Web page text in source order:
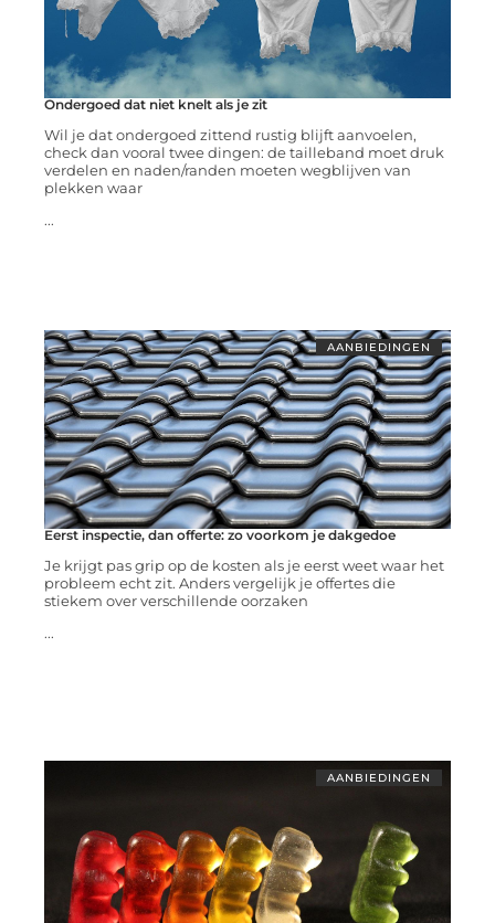
Ondergoed dat niet knelt als je zit
Wil je dat ondergoed zittend rustig blijft aanvoelen,
check dan vooral twee dingen: de tailleband moet druk
verdelen en naden/randen moeten wegblijven van
plekken waar
...
AANBIEDINGEN
Eerst inspectie, dan offerte: zo voorkom je dakgedoe
Je krijgt pas grip op de kosten als je eerst weet waar het
probleem echt zit. Anders vergelijk je offertes die
stiekem over verschillende oorzaken
...
AANBIEDINGEN